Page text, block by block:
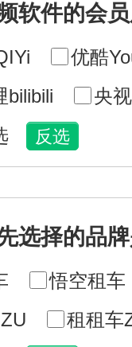
软件的会
优酷
bilibili
央
选择的品
悟空租车
租租车